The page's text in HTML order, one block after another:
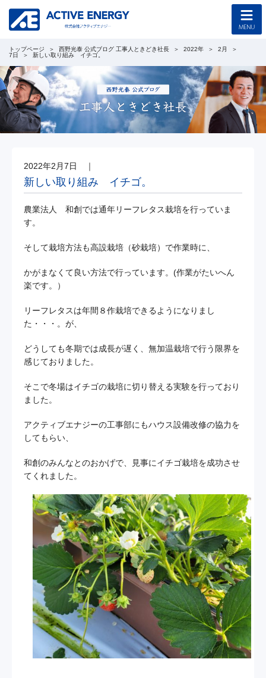
トップページ 西野光泰 公式ブログ 工事人ときどき社長 2022年
2月
7日
新しい取り組み イチゴ。
2022年2月7日 ｜
新しい取り組み イチゴ。
農業法人 和創では通年リーフレタス栽培を行っていま
す。
そして栽培方法も高設栽培（砂栽培）で作業時に、
かがまなくて良い方法で行っています。(作業がたいへん
楽です。）
リーフレタスは年間８作栽培できるようになりまし
た・・・。が、
どうしても冬期では成長が遅く、無加温栽培で行う限界を
感じておりました。
そこで冬場はイチゴの栽培に切り替える実験を行っており
ました。
アクティブエナジーの工事部にもハウス設備改修の協力を
してもらい、
和創のみんなとのおかげで、見事にイチゴ栽培を成功させ
てくれました。
トップページ
コンセプト
企業情報
協力会社募集
工事のご案内
プライバシーポリシー